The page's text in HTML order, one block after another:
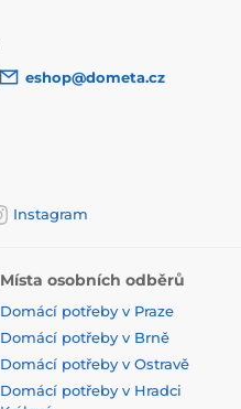
eshop@dometa.cz
Instagram
Místa osobních odběrů
Domácí potřeby v Praze
Domácí potřeby v Brně
Domácí potřeby v Ostravě
Domácí potřeby v Hradci